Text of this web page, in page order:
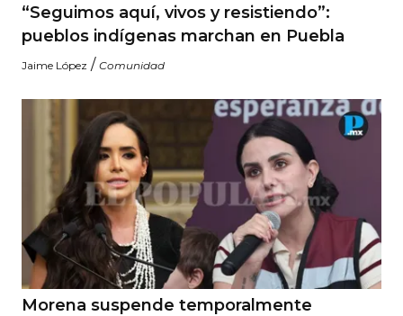
“Seguimos aquí, vivos y resistiendo”:
pueblos indígenas marchan en Puebla
Jaime López / Comunidad
Morena suspende temporalmente